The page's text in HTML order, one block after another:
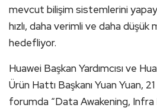
mevcut bilişim sistemlerini
hızlı, daha verimli ve daha düşük
hedefliyor.
Huawei Başkan Yardımcısı ve
Ürün Hattı Başkanı Yuan Yuan,
forumda “Data Awakening, Infra